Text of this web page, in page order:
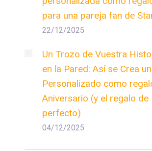
para una pareja fan de
22/12/2025
Un Trozo de Vuestra
en la Pared: Así se Crea
Personalizado como
Aniversario (y el regalo de
perfecto)
04/12/2025